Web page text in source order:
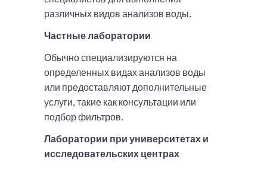
различных видов анализов воды.
Частные лаборатории
Обычно специализируются на
определенных видах анализов воды
или предоставляют дополнительные
услуги, такие как консультации или
подбор фильтров.
Лаборатории при университетах и
исследовательских центрах